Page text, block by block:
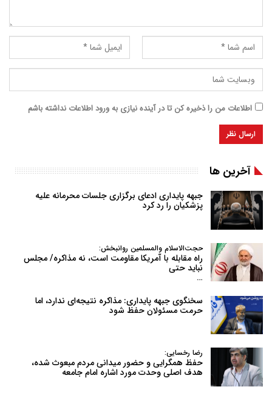
اطلاعات من را ذخیره کن تا در آینده نیازی به ورود اطلاعات نداشته باشم
آخرین ها
جبهه پایداری ادعای برگزاری جلسات محرمانه علیه
پزشکیان را رد کرد
حجت‌الاسلام والمسلمین روانبخش:
راه مقابله با آمریکا مقاومت است، نه مذاکره/ مجلس
نباید حتی
…
سخنگوی جبهه پایداری: مذاکره نتیجه‌ای ندارد، اما
حرمت مسئولان حفظ شود
رضا رخسایی:
حفظ همگرایی و حضور میدانی مردم مبعوث شده،
هدف اصلی وحدت مورد اشاره امام جامعه